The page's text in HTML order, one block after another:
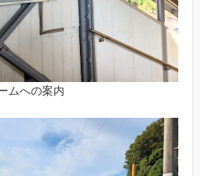
ムへの案内